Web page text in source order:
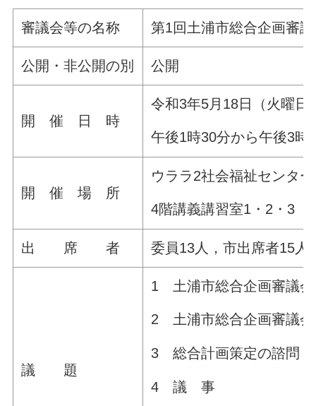
審議会等の名称 第1回土浦市総合企画審
公開・非公開の別 公開
開 催 日 時
令和3年5月18日（火曜日
午後1時30分から午後3時
開 催 場 所
ウララ2社会福祉センター
4階講義講習室1・2・3
出 席 者 委員13人，市出席者15人
議 題
1 土浦市総合企画審議会
2 土浦市総合企画審議会
3 総合計画策定の諮問
4 議 事